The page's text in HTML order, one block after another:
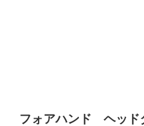
フォアハンド ヘッド